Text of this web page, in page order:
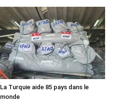
La Turquie aide 85 pays dans le
monde